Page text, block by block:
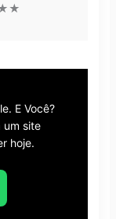
E Você?
um site
hoje.